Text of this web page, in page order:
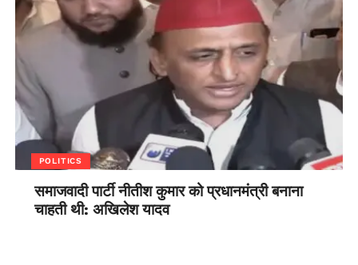
POLITICS
समाजवादी पार्टी नीतीश कुमार को प्रधानमंत्री बनाना
चाहती थी: अखिलेश यादव